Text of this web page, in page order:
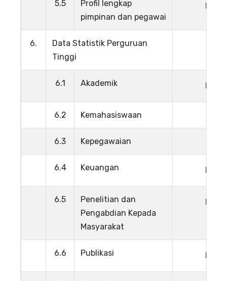
5.5
Profil lengkap
pimpinan dan pegawai
Lihat
6.
Data Statistik Perguruan
Tinggi
6.1 Akademik Lihat
6.2 Kemahasiswaan
6.3 Kepegawaian
6.4 Keuangan Lihat
6.5
Penelitian dan
Pengabdian Kepada
Masyarakat
Lihat
6.6 Publikasi Lihat